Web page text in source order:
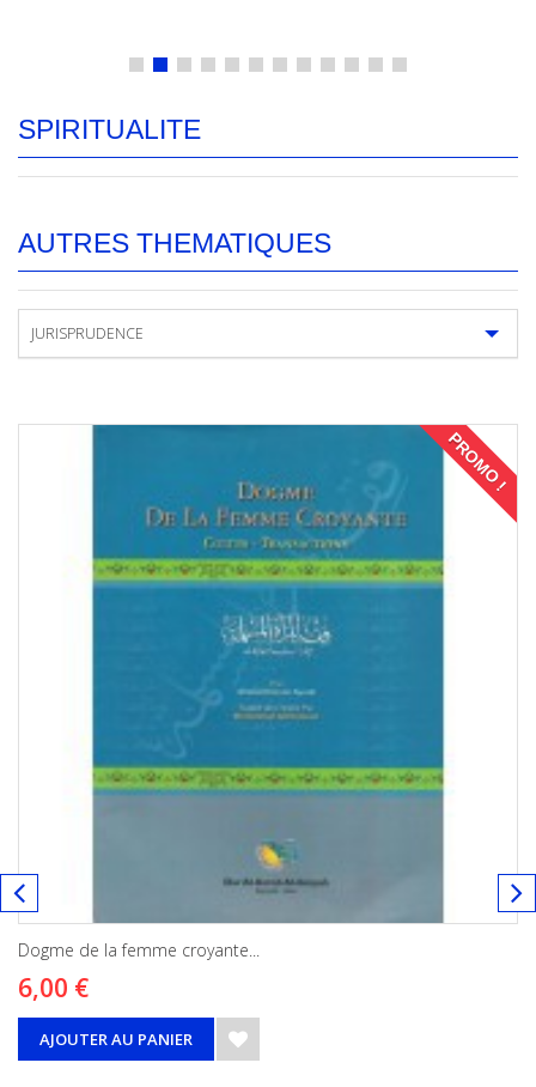
SPIRITUALITE
AUTRES THEMATIQUES
JURISPRUDENCE
PROMO !
Dogme de la femme croyante...
6,00 €
AJOUTER AU PANIER